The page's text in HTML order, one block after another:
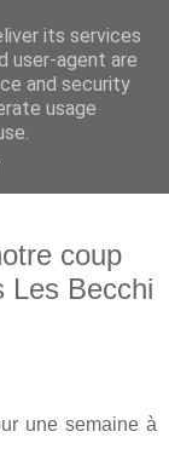
vie que ce soit
ou des
coup
Les Becchi
une semaine à
its services
user-agent are
and security
usage